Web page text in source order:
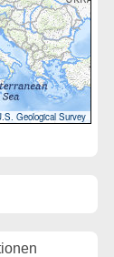
Geological Survey